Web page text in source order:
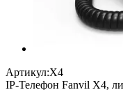
Артикул:X4
IP-Телефон Fanvil X4,